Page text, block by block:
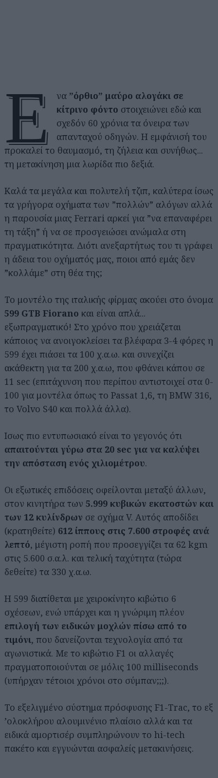
Έ να ”όρθιο” μαύρο αλογάκι σε
κίτρινο φόντο στοιχειώνει εδώ και
σχεδόν 60 χρόνια τα όνειρα των
απανταχού οδηγών. Η εμφάνισή του
προκαλεί το θαυμασμό, τη ζήλεια και συνήθως...
τη μετακίνηση μια λωρίδα πιο δεξιά.
Καλά τα μεγάλα και πολυτελή τζιπ, καλύτερα ίσως
τα γρήγορα οχήματα των ”πολλών” αλόγων αλλά
η παρουσία μιας Ferrari αρκεί για ”να επαναφέρει
τη τάξη” ή να σε προσγειώσει ανώμαλα στη
πραγματικότητα. Διότι ανεξαρτήτως του τι γράφει
η άδεια του οχήματός μας, ποιοι από εμάς δεν
”κολλάμε” στη θέα της;
Το μοντέλο της ιταλικής φίρμας ακούει στο όνομα
599 GTB Fiorano και είναι απλά...
εξωπραγματικό! Στο χρόνο που χρειάζεται
κάποιος να ανοιγοκλείσει τα βλέφαρα 3-4 φόρες η
599 έχει πιάσει τα 100 χ.α.ω. και συνεχίζει
ακάθεκτη για τα 200 χ.α.ω, που φθάνει κάπου σε
11 sec (επιτάχυνση που περίπου αντιστοιχεί στα 0-
100 για μοντέλα όπως το Passat 1,6, τη ΒΜW 316,
το Volvo S40 και πολλά άλλα).
Ισως πιο εντυπωσιακό είναι το γεγονός ότι
απαιτούνται γύρω στα 20 sec για να καλύψει
την απόσταση ενός χιλιομέτρου.
Οι εξωτικές επιδόσεις οφείλονται μεταξύ άλλων,
στον κινητήρα των 5.999 κυβικών εκατοστών και
των 12 κυλίνδρων σε σχήμα V. Αυτός αποδίδει
(κρατηθείτε) 612 ίππους στις 7.600 στροφές ανά
λεπτό, μέγιστη ροπή που προσεγγίζει τα 62 kgm
στις 5.600 σ.α.λ. και τελική ταχύτητα (τώρα
δεθείτε) τα 330 χ.α.ω.
Η 599 διατίθεται με χειροκίνητο κιβώτιο 6
σχέσεων, ενώ υπάρχει και η γνώριμη πλέον
επιλογή των ειδικών μοχλών πίσω από το
τιμόνι, που δανείζονται τεχνολογία από τα
αγωνιστικά. Με το κιβώτιο F1 οι αλλαγές
πραγματοποιούνται σε μόλις 100 milliseconds
(υπήρχαν τέτοιοι χρόνοι στο σύμπαν;;;).
Το εξελιγμένο σύστημα πρόσφυσης F1-Trac, το εξ
’ολοκλήρου αλουμινένιο πλαίσιο αλλά και τα
ειδικά αμορτισέρ συμπληρώνουν το hi-tech
πακέτο και εγγυώνται ασφαλείς μετακινήσεις.